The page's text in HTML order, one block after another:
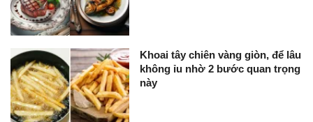
Khoai tây chiên vàng giòn, để lâu
không ỉu nhờ 2 bước quan trọng
này